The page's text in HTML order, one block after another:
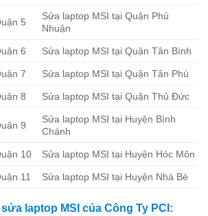
5
Sửa laptop MSI tại Quận Phú
Nhuận
6 Sửa laptop MSI tại Quận Tân Bình
7 Sửa laptop MSI tại Quận Tân Phú
8 Sửa laptop MSI tại Quận Thủ Đức
9
Sửa laptop MSI tại Huyện Bình
Chánh
10 Sửa laptop MSI tại Huyện Hóc Môn
11 Sửa laptop MSI tại Huyện Nhà Bè
laptop MSI của Công Ty PCI: